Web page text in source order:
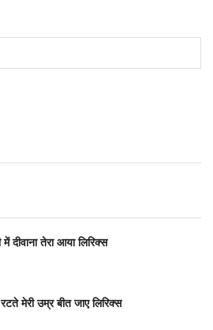
दीवाना तेरा आया लिरिक्स
मेरी उम्र बीत जाए लिरिक्स